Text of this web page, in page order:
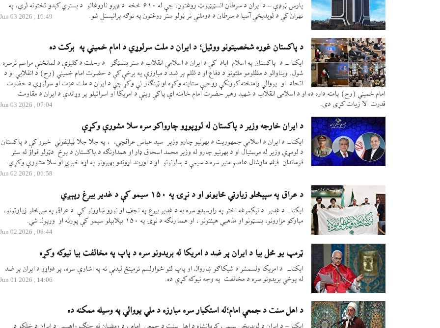
پارس ټوډې – د ایران د سرطان انسټیټیوټ روغتون، چې له ۶۱۰ څخه د ډېرو ناروغانو د بستري کېدو تختونه لري، په
تهران کې د لوېدیځې آسیا د سرطان د درملنې تر ټولو ستر روغتون په توګه پرانیستل شو.
16:49 , 2026 Jun 03
د پاکستان غوره شخصیتونو ووئيل؛ د ایران د ملت سرلوړي د امام خمیني په برکت ده
ایکنا - د پاکستان په اسلام اباد کې د ایران د اسلامي انقلاب د ستر بنسټګر د رحلت د کلیزې د لمانځنې مراسم ترسره
شول. ویناوالو د مظلومو ملتونو د دفاع او د ظلم پر ضد د مبارزې په برخې کې د حضرت امام خمیني (رح) د انقلابي او د
اتحاد او یووالي رامنځته کوونکې روحیې ستاینه وکړه او ټینګار ئې وکړ چې د ایران د ملت عزت او سرلوړي د حضرت
امام خمیني (رح) پامته داره ده او د اسلامی انقلاب د شهید رهبر حضرت امام خامنه‌ اي پاکې وینې د امریکا او اسرائیلو پر وړاندې د ایران د مقاومت
قدرت لا زیات کړی دی.
07:04 , 2026 Jun 03
د ایران خارجه وزیر د پاکستان له لوړپوړو چارواکو سره سلا مشورې وکړې
ایکنا- د ایران د اسلامي جمهوریت د بهرنیو چارو وزیر سید عباس عراقچي، ، په جلا جلا ټیلیفوني خبرو کې د پاکستان
د لومړي وزیر له مرستیال او د بهرنیو چارو له وزیر محمد اسحاق ډار او همدارنګه د پاکستان د پوځ دټولو قواؤ له ستر
قوماندان فیلډ مارشال عاصم منیر سره د سیمې د بدلونونو او د اوربند اړوندو بهیرونو په اړه خبرې او سلا مشورې وکړې.
06:58 , 2026 Jun 02
د عراق په سپېڅلو زیارتي ځایونو او د نړۍ په ۱۵۰ سیمو کې د غدیر بیرغ رپېږي
ایکنا- د غدیر د نېکمرغه اختر په رارسېدو سره به د غدیر بیرغ په نجف او نورو ښارونو کې د عراق په سپېڅلو زیارتونو،
مبارکو مزارونو، بنسټونو او مذهبي هیئتونو ، او همدارنګه د نړۍ په ۱۵۰ بېلابېلو سیمو کې پورته او ورپول شي.
06:44 , 2026 Jun 02
ټرمپ یو ځل بیا د ایران پر ضد د امریکا له بریدونو سره د پاپ په مخالفت بیا نیوکه وکړه
ایکنا- د امریکا ولسمشر د شیکاګو ښاروال او پاپ لئو څوارلسم ترمینځ لیدنې ته په اشارې سره، پر دواړو د ایران پر ضد
له پوځي بریدونو سره د مخالفت په وجه نیوکه کړې ده.
14:06 , 2026 Jun 01
د اهل سنت د جمعې امام؛له استکبار سره مبارزه د ملي یووالي په وسیله ممکنه ده